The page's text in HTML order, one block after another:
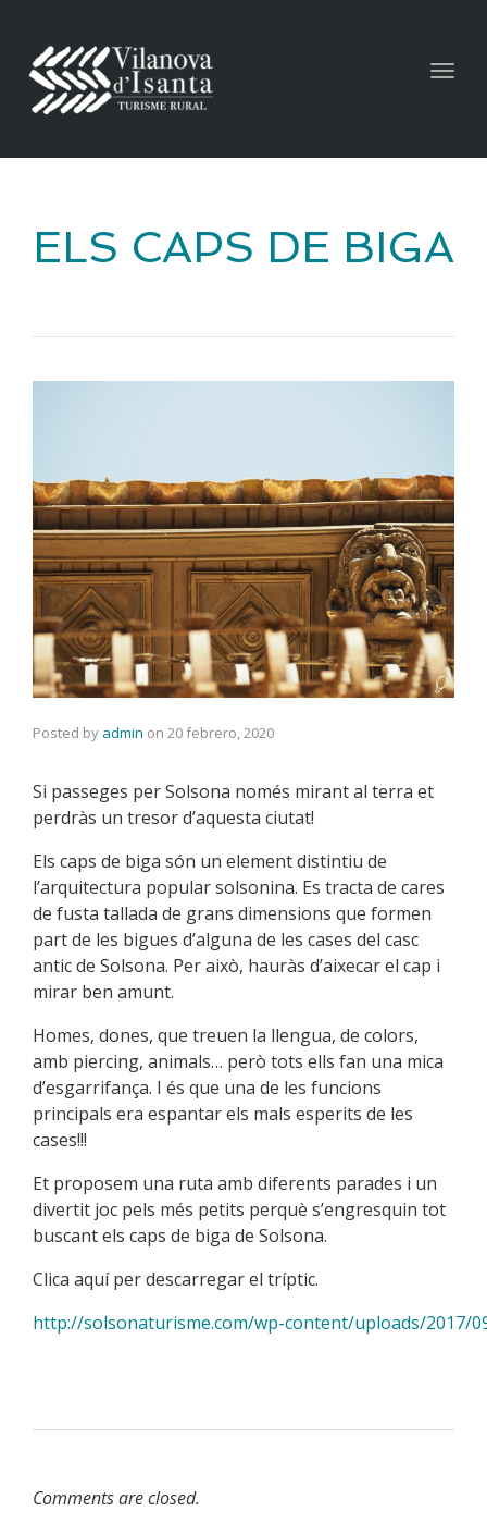
ELS CAPS DE BIGA
Posted by admin on 20 febrero, 2020
Si passeges per Solsona només mirant al terra et
perdràs un tresor d’aquesta ciutat!
Els caps de biga són un element distintiu de
l’arquitectura popular solsonina. Es tracta de cares
de fusta tallada de grans dimensions que formen
part de les bigues d’alguna de les cases del casc
antic de Solsona. Per això, hauràs d’aixecar el cap i
mirar ben amunt.
Homes, dones, que treuen la llengua, de colors,
amb piercing, animals… però tots ells fan una mica
d’esgarrifança. I és que una de les funcions
principals era espantar els mals esperits de les
cases!!!
Et proposem una ruta amb diferents parades i un
divertit joc pels més petits perquè s’engresquin tot
buscant els caps de biga de Solsona.
Clica aquí per descarregar el tríptic.
http://solsonaturisme.com/wp-content/uploads/2017/
Comments are closed.